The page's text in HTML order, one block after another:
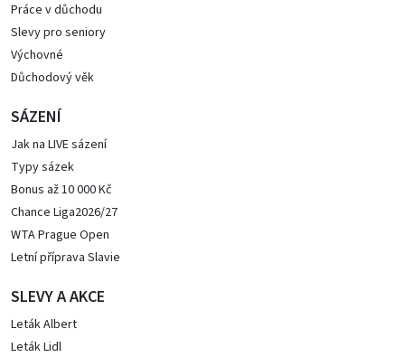
Práce v důchodu
Slevy pro seniory
Výchovné
Důchodový věk
SÁZENÍ
Jak na LIVE sázení
Typy sázek
Bonus až 10 000 Kč
Chance Liga2026/27
WTA Prague Open
Letní příprava Slavie
SLEVY A AKCE
Leták Albert
Leták Lidl